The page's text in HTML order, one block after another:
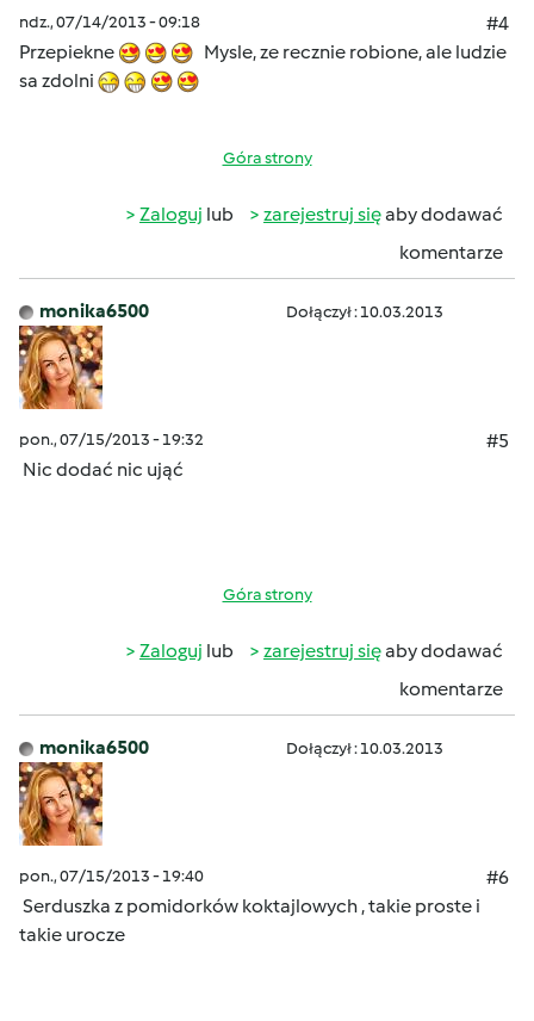
ndz., 07/14/2013 - 09:18
#4
Przepiekne
Mysle, ze recznie robione, ale ludzie
sa zdolni
Góra strony
Zaloguj lub zarejestruj sięaby dodawać
komentarze
monika6500 Dołączył : 10.03.2013
pon., 07/15/2013 - 19:32
#5
Nic dodać nic ująć
Góra strony
Zaloguj lub zarejestruj sięaby dodawać
komentarze
monika6500 Dołączył : 10.03.2013
pon., 07/15/2013 - 19:40
#6
Serduszka z pomidorków koktajlowych , takie proste i
takie urocze